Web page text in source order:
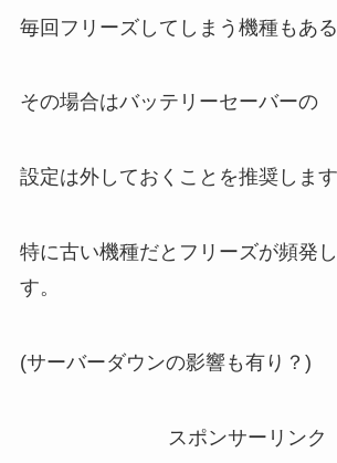
毎回フリーズしてしまう機種もあ
その場合はバッテリーセーバーの
設定は外しておくことを推奨します
特に古い機種だとフリーズが頻発
す。
(サーバーダウンの影響も有り？)
スポンサーリンク